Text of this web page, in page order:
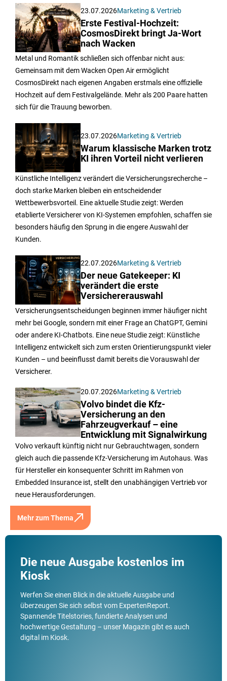
23.07.2026Marketing & Vertrieb
Erste Festival-Hochzeit:
CosmosDirekt bringt Ja-Wort
nach Wacken
Metal und Romantik schließen sich offenbar nicht aus:
Gemeinsam mit dem Wacken Open Air ermöglicht
CosmosDirekt nach eigenen Angaben erstmals eine offizielle
Hochzeit auf dem Festivalgelände. Mehr als 200 Paare hatten
sich für die Trauung beworben.
23.07.2026Marketing & Vertrieb
Warum klassische Marken trotz
KI ihren Vorteil nicht verlieren
Künstliche Intelligenz verändert die Versicherungsrecherche –
doch starke Marken bleiben ein entscheidender
Wettbewerbsvorteil. Eine aktuelle Studie zeigt: Werden
etablierte Versicherer von KI-Systemen empfohlen, schaffen sie
besonders häufig den Sprung in die engere Auswahl der
Kunden.
22.07.2026Marketing & Vertrieb
Der neue Gatekeeper: KI
verändert die erste
Versichererauswahl
Versicherungsentscheidungen beginnen immer häufiger nicht
mehr bei Google, sondern mit einer Frage an ChatGPT, Gemini
oder andere KI-Chatbots. Eine neue Studie zeigt: Künstliche
Intelligenz entwickelt sich zum ersten Orientierungspunkt vieler
Kunden – und beeinflusst damit bereits die Vorauswahl der
Versicherer.
20.07.2026Marketing & Vertrieb
Volvo bindet die Kfz-
Versicherung an den
Fahrzeugverkauf – eine
Entwicklung mit Signalwirkung
Volvo verkauft künftig nicht nur Gebrauchtwagen, sondern
gleich auch die passende Kfz-Versicherung im Autohaus. Was
für Hersteller ein konsequenter Schritt im Rahmen von
Embedded Insurance ist, stellt den unabhängigen Vertrieb vor
neue Herausforderungen.
Mehr zum Thema
Die neue Ausgabe kostenlos im
Kiosk
Werfen Sie einen Blick in die aktuelle Ausgabe und
überzeugen Sie sich selbst vom ExpertenReport.
Spannende Titelstories, fundierte Analysen und
hochwertige Gestaltung – unser Magazin gibt es auch
digital im Kiosk.